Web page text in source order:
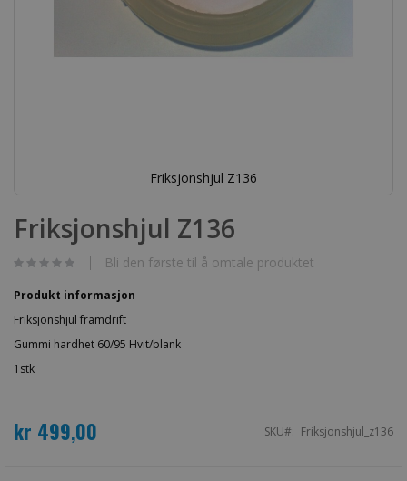
Friksjonshjul Z136
til
begynnelsen
bildegalleri
Friksjonshjul Z136
Bli den første til å omtale produktet
Produkt informasjon
Friksjonshjul framdrift
Gummi hardhet 60/95 Hvit/blank
1stk
kr 499,00 SKU Friksjonshjul_z136